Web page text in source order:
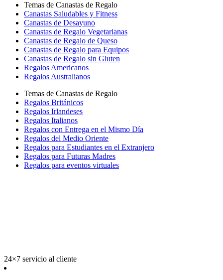
Temas de Canastas de Regalo
Canastas Saludables y Fitness
Canastas de Desayuno
Canastas de Regalo Vegetarianas
Canastas de Regalo de Queso
Canastas de Regalo para Equipos
Canastas de Regalo sin Gluten
Regalos Americanos
Regalos Australianos
Temas de Canastas de Regalo
Regalos Británicos
Regalos Irlandeses
Regalos Italianos
Regalos con Entrega en el Mismo Día
Regalos del Medio Oriente
Regalos para Estudiantes en el Extranjero
Regalos para Futuras Madres
Regalos para eventos virtuales
24×7 servicio al cliente